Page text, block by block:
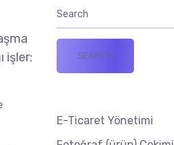
işler:
E-Ticaret Yönetimi